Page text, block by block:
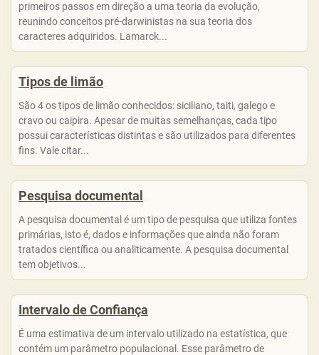
primeiros passos em direção a uma teoria da evolução,
reunindo conceitos pré-darwinistas na sua teoria dos
caracteres adquiridos. Lamarck...
Tipos de limão
São 4 os tipos de limão conhecidos: siciliano, taiti, galego e
cravo ou caipira. Apesar de muitas semelhanças, cada tipo
possui características distintas e são utilizados para diferentes
fins. Vale citar...
Pesquisa documental
A pesquisa documental é um tipo de pesquisa que utiliza fontes
primárias, isto é, dados e informações que ainda não foram
tratados científica ou analiticamente. A pesquisa documental
tem objetivos...
Intervalo de Confiança
É uma estimativa de um intervalo utilizado na estatística, que
contém um parâmetro populacional. Esse parâmetro de